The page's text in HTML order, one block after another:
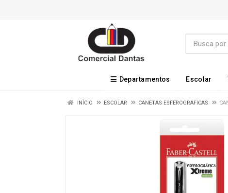
Departamentos Escolar
INÍCIO ESCOLAR CANETAS ESFEROGRAFICAS